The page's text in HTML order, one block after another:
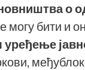
о
могу бити и
уређење